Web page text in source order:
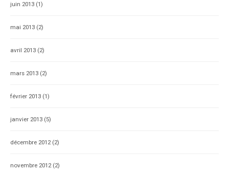
juin 2013 (1)
mai 2013 (2)
avril 2013 (2)
mars 2013 (2)
février 2013 (1)
janvier 2013 (5)
décembre 2012(2)
novembre 2012(2)